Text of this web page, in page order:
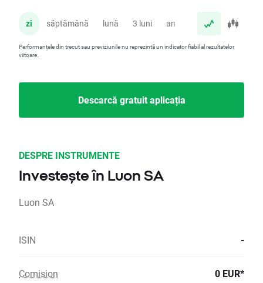
zi săptămână lună 3 luni an
Performanțele din trecut sau previziunile nu reprezintă un indicator fiabil al rezultatelor
viitoare.
Descarcă gratuit aplicația
DESPRE INSTRUMENTE
Investește în Luon SA
Luon SA
ISIN -
Comision 0 EUR*